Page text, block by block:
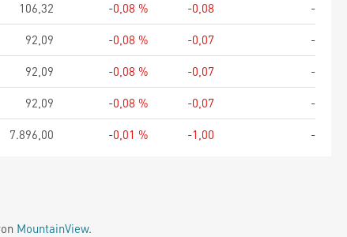
106,32 -0,08 % -0,08
-
92,09 -0,08 % -0,07
-
92,09 -0,08 % -0,07
-
92,09 -0,08 % -0,07
-
7.896,00 -0,01 % -1,00 -
MountainView.